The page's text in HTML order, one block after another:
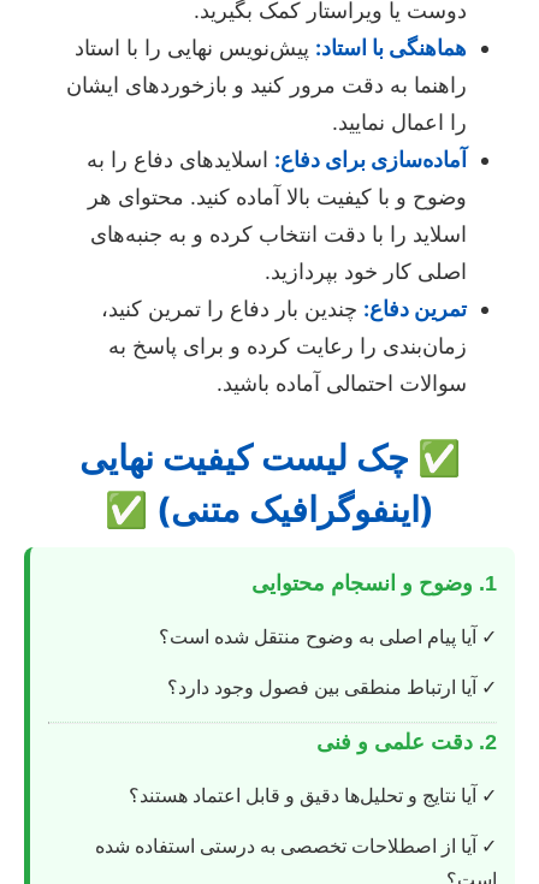
دوست یا ویراستار کمک بگیرید.
هماهنگی با استاد: پیش‌نویس نهایی را با استاد
راهنما به دقت مرور کنید و بازخوردهای ایشان
را اعمال نمایید.
آماده‌سازی برای دفاع: اسلایدهای دفاع را به
وضوح و با کیفیت بالا آماده کنید. محتوای هر
اسلاید را با دقت انتخاب کرده و به جنبه‌های
اصلی کار خود بپردازید.
تمرین دفاع: چندین بار دفاع را تمرین کنید،
زمان‌بندی را رعایت کرده و برای پاسخ به
سوالات احتمالی آماده باشید.
✅ چک لیست کیفیت نهایی
(اینفوگرافیک متنی) ✅
1. وضوح و انسجام محتوایی
✓ آیا پیام اصلی به وضوح منتقل شده است؟
✓ آیا ارتباط منطقی بین فصول وجود دارد؟
2. دقت علمی و فنی
✓ آیا نتایج و تحلیل‌ها دقیق و قابل اعتماد هستند؟
✓ آیا از اصطلاحات تخصصی به درستی استفاده شده
است؟